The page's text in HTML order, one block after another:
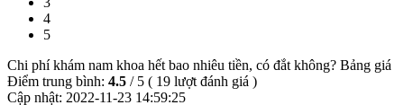
4
5
Chi phí khám nam khoa hết bao nhiêu tiền, có đắt không? Bảng giá
Điểm trung bình: 4.5 / 5 ( 19 lượt đánh giá )
Cập nhật: 2022-11-23 14:59:25